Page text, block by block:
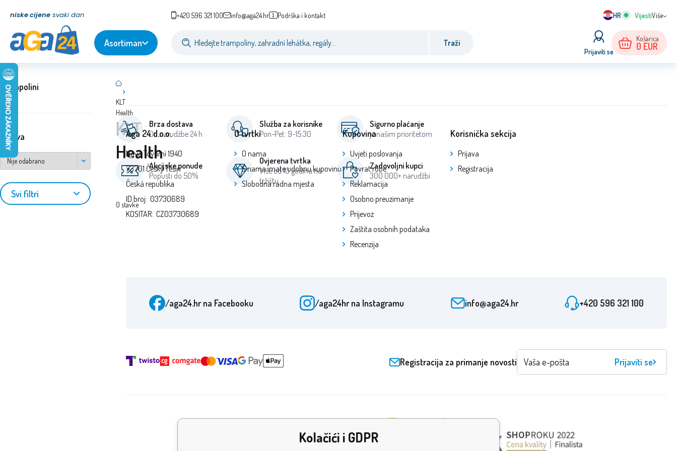
niske cijene svaki dan HR Više
+420 596 321 100 info@aga24.hr Podrška i kontakt
Asortiman Traži
Prijaviti se
Košarica
0 EUR
Trampolini
država
Svi filtri
KLT
Health
KLT
Health
0 stavke
Brza dostava
Od narudžbe 24 h
Služba za korisnike
Pon-Pet: 9-15:30
Sigurno plaćanje
je našim prioritetom
Akcijske ponude
Popusti do 50%
Ovjerena tvrtka
Više od 10 godina na
tržištu
Zadovoljni kupci
300 000+ narudžbi
Aga 24 d.o.o.
Nová Tovární 1940
73701 Český Těšín
Česká republika
ID broj: 03730689
KOSITAR: CZ03730689
O tvrtki
O nama
S nama imate udobnu kupovinu
Slobodna radna mjesta
Kupovina
Uvjeti poslovanja
Povrat robe
Reklamacija
Osobno preuzimanje
Prijevoz
Zaštita osobnih podataka
Recenzija
Korisnička sekcija
Prijava
Registracija
/aga24.hrna Facebooku /aga24hrna Instagramu info@aga24.hr +420 596 321 100
Registracija za primanje novosti Prijaviti se
Kolačići i GDPR